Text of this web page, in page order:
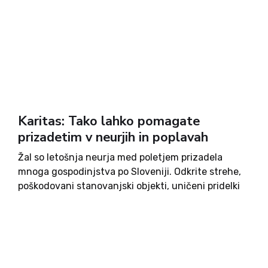
Karitas: Tako lahko pomagate
prizadetim v neurjih in poplavah
Žal so letošnja neurja med poletjem prizadela
mnoga gospodinjstva po Sloveniji. Odkrite strehe,
poškodovani stanovanjski objekti, uničeni pridelki